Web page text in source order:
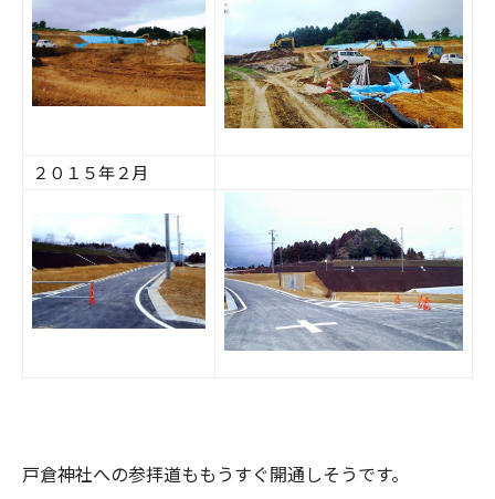
２０１５年２月
戸倉神社への参拝道ももうすぐ開通しそうです。